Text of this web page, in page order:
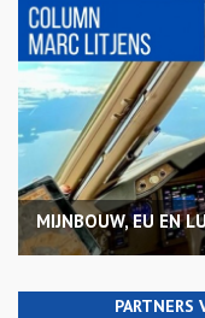
MIJNBOUW, EU EN
PARTNERS